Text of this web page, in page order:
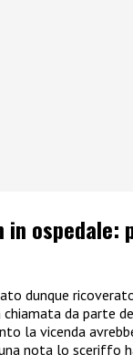
in ospedale:
dunque
chiamata da parte
la vicenda
nota lo sceriffo